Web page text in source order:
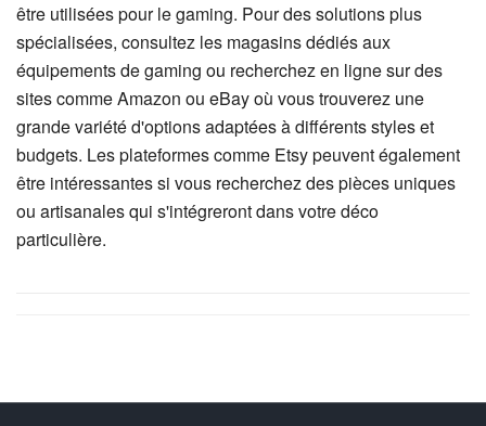
être utilisées pour le gaming. Pour des solutions plus
spécialisées, consultez les magasins dédiés aux
équipements de gaming ou recherchez en ligne sur des
sites comme Amazon ou eBay où vous trouverez une
grande variété d'options adaptées à différents styles et
budgets. Les plateformes comme Etsy peuvent également
être intéressantes si vous recherchez des pièces uniques
ou artisanales qui s'intégreront dans votre déco
particulière.